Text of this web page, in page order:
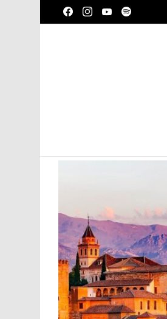
facebookinstagramyoutube